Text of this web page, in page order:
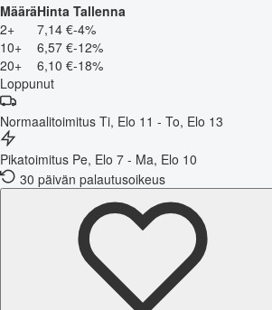
MääräHinta Tallenna
2+
7,14 €-4%
10+
6,57 €-12%
20+
6,10 €-18%
Loppunut
Normaalitoimitus Ti, Elo 11 - To, Elo 13
Pikatoimitus Pe, Elo 7 - Ma, Elo 10
30 päivän palautusoikeus